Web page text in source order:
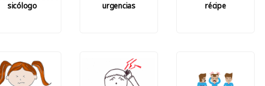
sicólogo urgencias récipe